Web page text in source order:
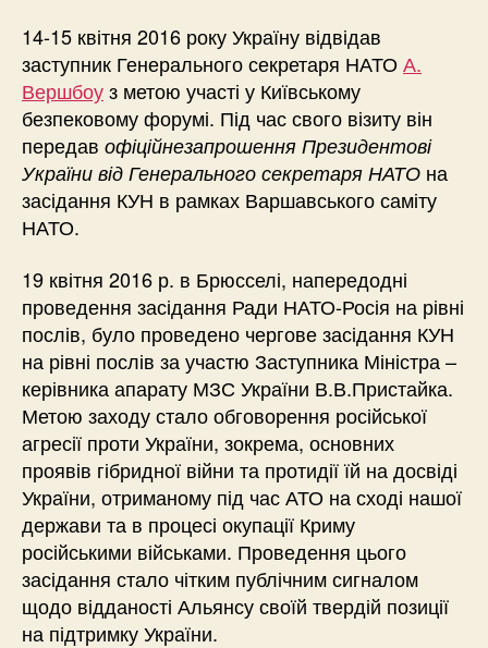
14-15 квітня 2016 року Україну відвідав
заступник Генерального секретаря НАТО А.
Вершбоуз метою участі у Київському
безпековому форумі. Під час свого візиту він
передав офіційнезапрошення Президентові
України від Генерального секретаря НАТО на
засідання КУН в рамках Варшавського саміту
НАТО.
19 квітня 2016 р. в Брюсселі, напередодні
проведення засідання Ради НАТО-Росія на рівні
послів, було проведено чергове засідання КУН
на рівні послів за участю Заступника Міністра –
керівника апарату МЗС України В.В.Пристайка.
Метою заходу стало обговорення російської
агресії проти України, зокрема, основних
проявів гібридної війни та протидії їй на досвіді
України, отриманому під час АТО на сході нашої
держави та в процесі окупації Криму
російськими військами. Проведення цього
засідання стало чітким публічним сигналом
щодо відданості Альянсу своїй твердій позиції
на підтримку України.